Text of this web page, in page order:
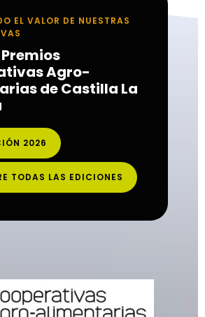
EL VALOR DE NUESTRAS
Agro-
de Castilla La
2026
TODAS LAS EDICIONES